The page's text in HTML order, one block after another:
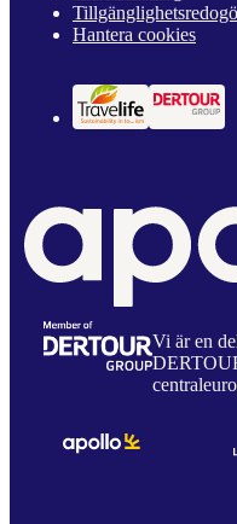
Hantera cookies
Vi är en